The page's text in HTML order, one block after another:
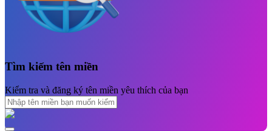
Tìm kiếm tên miền
Kiểm tra và đăng ký tên miền yêu thích của bạn